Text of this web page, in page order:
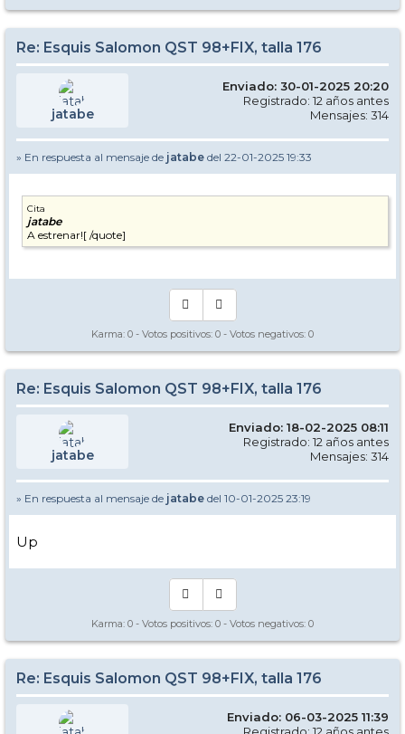
Re: Esquis Salomon QST 98+FIX, talla 176
jatabe
Enviado: 30-01-2025 20:20
Registrado: 12 años antes
Mensajes: 314
» En respuesta al mensaje de jatabe del 22-01-2025 19:33
Cita
jatabe
A estrenar![ /quote]
Karma: 0 - Votos positivos: 0 - Votos negativos: 0
Re: Esquis Salomon QST 98+FIX, talla 176
jatabe
Enviado: 18-02-2025 08:11
Registrado: 12 años antes
Mensajes: 314
» En respuesta al mensaje de jatabe del 10-01-2025 23:19
Up
Karma: 0 - Votos positivos: 0 - Votos negativos: 0
Re: Esquis Salomon QST 98+FIX, talla 176
Enviado: 06-03-2025 11:39